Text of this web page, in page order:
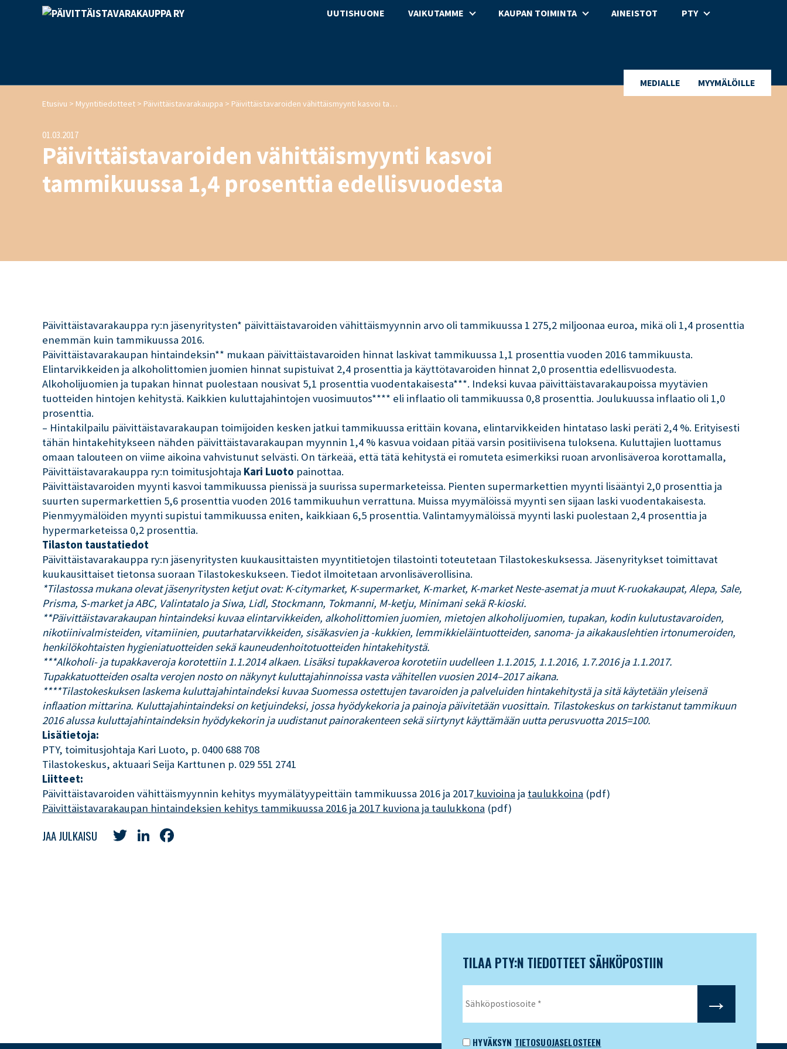
UUTISHUONE VAIKUTAMME KAUPAN TOIMINTA AINEISTOT PTY
MEDIALLE MYYMÄLÖILLE
Etusivu > Myyntitiedotteet > Päivittäistavarakauppa > Päivittäistavaroiden vähittäismyynti kasvoi tammikuussa 1,4 prosenttia edellisvuodesta
01.03.2017
Päivittäistavaroiden vähittäismyynti kasvoi
tammikuussa 1,4 prosenttia edellisvuodesta
Päivittäistavarakauppa ry:n jäsenyritysten* päivittäistavaroiden vähittäismyynnin arvo oli tammikuussa 1 275,2 miljoonaa euroa, mikä oli 1,4 prosenttia
enemmän kuin tammikuussa 2016.
Päivittäistavarakaupan hintaindeksin** mukaan päivittäistavaroiden hinnat laskivat tammikuussa 1,1 prosenttia vuoden 2016 tammikuusta.
Elintarvikkeiden ja alkoholittomien juomien hinnat supistuivat 2,4 prosenttia ja käyttötavaroiden hinnat 2,0 prosenttia edellisvuodesta.
Alkoholijuomien ja tupakan hinnat puolestaan nousivat 5,1 prosenttia vuodentakaisesta***. Indeksi kuvaa päivittäistavarakaupoissa myytävien
tuotteiden hintojen kehitystä. Kaikkien kuluttajahintojen vuosimuutos**** eli inflaatio oli tammikuussa 0,8 prosenttia. Joulukuussa inflaatio oli 1,0
prosenttia.
– Hintakilpailu päivittäistavarakaupan toimijoiden kesken jatkui tammikuussa erittäin kovana, elintarvikkeiden hintataso laski peräti 2,4 %. Erityisesti
tähän hintakehitykseen nähden päivittäistavarakaupan myynnin 1,4 % kasvua voidaan pitää varsin positiivisena tuloksena. Kuluttajien luottamus
omaan talouteen on viime aikoina vahvistunut selvästi. On tärkeää, että tätä kehitystä ei romuteta esimerkiksi ruoan arvonlisäveroa korottamalla,
Päivittäistavarakauppa ry:n toimitusjohtaja Kari Luoto painottaa.
Päivittäistavaroiden myynti kasvoi tammikuussa pienissä ja suurissa supermarketeissa. Pienten supermarkettien myynti lisääntyi 2,0 prosenttia ja
suurten supermarkettien 5,6 prosenttia vuoden 2016 tammikuuhun verrattuna. Muissa myymälöissä myynti sen sijaan laski vuodentakaisesta.
Pienmyymälöiden myynti supistui tammikuussa eniten, kaikkiaan 6,5 prosenttia. Valintamyymälöissä myynti laski puolestaan 2,4 prosenttia ja
hypermarketeissa 0,2 prosenttia.
Tilaston taustatiedot
Päivittäistavarakauppa ry:n jäsenyritysten kuukausittaisten myyntitietojen tilastointi toteutetaan Tilastokeskuksessa. Jäsenyritykset toimittavat
kuukausittaiset tietonsa suoraan Tilastokeskukseen. Tiedot ilmoitetaan arvonlisäverollisina.
*Tilastossa mukana olevat jäsenyritysten ketjut ovat: K-citymarket, K-supermarket, K-market, K-market Neste-asemat ja muut K-ruokakaupat, Alepa, Sale,
Prisma, S-market ja ABC, Valintatalo ja Siwa, Lidl, Stockmann, Tokmanni, M-ketju, Minimani sekä R-kioski.
**Päivittäistavarakaupan hintaindeksi kuvaa elintarvikkeiden, alkoholittomien juomien, mietojen alkoholijuomien, tupakan, kodin kulutustavaroiden,
nikotiinivalmisteiden, vitamiinien, puutarhatarvikkeiden, sisäkasvien ja -kukkien, lemmikkieläintuotteiden, sanoma- ja aikakauslehtien irtonumeroiden,
henkilökohtaisten hygieniatuotteiden sekä kauneudenhoitotuotteiden hintakehitystä.
***Alkoholi- ja tupakkaveroja korotettiin 1.1.2014 alkaen. Lisäksi tupakkaveroa korotetiin uudelleen 1.1.2015, 1.1.2016, 1.7.2016 ja 1.1.2017.
Tupakkatuotteiden osalta verojen nosto on näkynyt kuluttajahinnoissa vasta vähitellen vuosien 2014–2017 aikana.
****Tilastokeskuksen laskema kuluttajahintaindeksi kuvaa Suomessa ostettujen tavaroiden ja palveluiden hintakehitystä ja sitä käytetään yleisenä
inflaation mittarina. Kuluttajahintaindeksi on ketjuindeksi, jossa hyödykekoria ja painoja päivitetään vuosittain. Tilastokeskus on tarkistanut tammikuun
2016 alussa kuluttajahintaindeksin hyödykekorin ja uudistanut painorakenteen sekä siirtynyt käyttämään uutta perusvuotta 2015=100.
Lisätietoja:
PTY, toimitusjohtaja Kari Luoto, p. 0400 688 708
Tilastokeskus, aktuaari Seija Karttunen p. 029 551 2741
Liitteet:
Päivittäistavaroiden vähittäismyynnin kehitys myymälätyypeittäin tammikuussa 2016 ja 2017 kuvioina ja taulukkoina (pdf)
Päivittäistavarakaupan hintaindeksien kehitys tammikuussa 2016 ja 2017 kuviona ja taulukkona (pdf)
JAA JULKAISU TwitterLinkedIn
TILAA PTY:N TIEDOTTEET SÄHKÖPOSTIIN
HYVÄKSYN TIETOSUOJASELOSTEEN